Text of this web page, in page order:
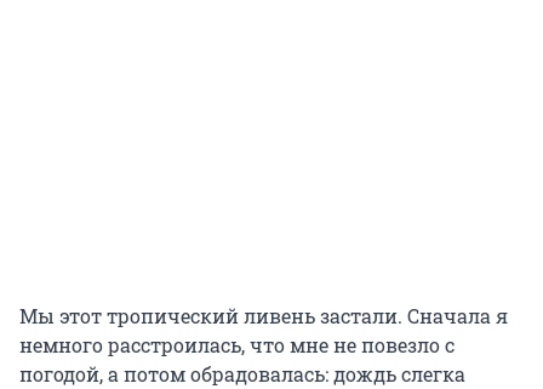
Мы этот тропический ливень застали. Сначала я
немного расстроилась, что мне не повезло с
погодой, а потом обрадовалась: дождь слегка